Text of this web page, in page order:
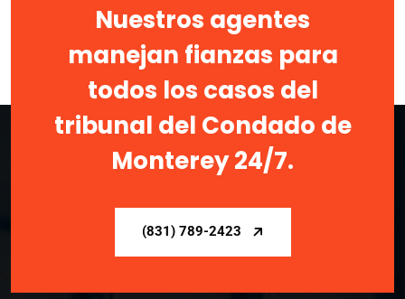
Nuestros agentes
manejan fianzas para
todos los casos del
tribunal del Condado de
Monterey 24/7.
(831) 789-2423